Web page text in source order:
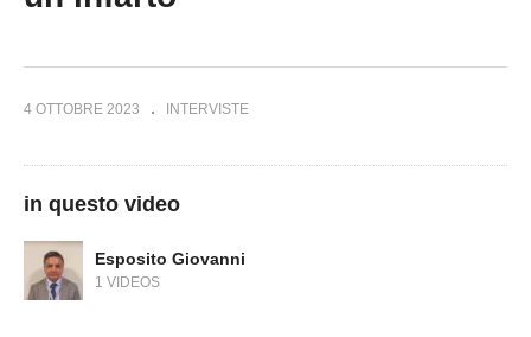
4 OTTOBRE 2023 INTERVISTE
in questo video
Esposito Giovanni
1 VIDEOS